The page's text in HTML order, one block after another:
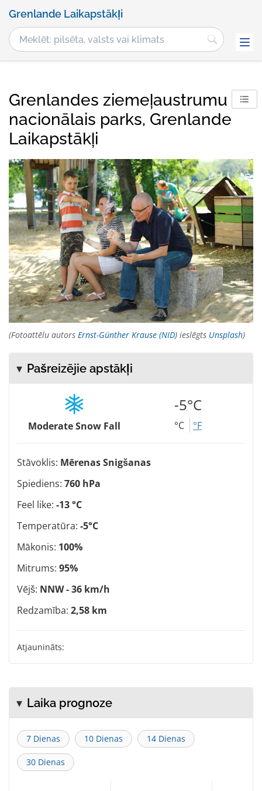
Grenlande Laikapstākļi
Grenlandes ziemeļaustrumu
nacionālais parks, Grenlande
Laikapstākļi
(Fotoattēlu autors Ernst-Günther Krause (NID) ieslēgts Unsplash)
Pašreizējie apstākļi
Moderate Snow Fall
-5°C
°C °F
Stāvoklis: Mērenas Snigšanas
Spiediens: 760 hPa
Feel like: -13 °C
Temperatūra: -5°C
Mākonis: 100%
Mitrums: 95%
Vējš: NNW - 36 km/h
Redzamība: 2,58 km
Atjaunināts:
Laika prognoze
7 Dienas 10 Dienas 14 Dienas
30 Dienas